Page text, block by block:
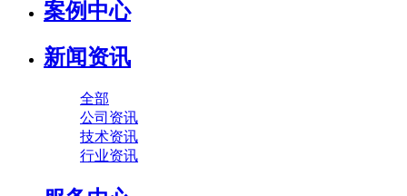
案例中心
新闻资讯
全部
公司资讯
技术资讯
行业资讯